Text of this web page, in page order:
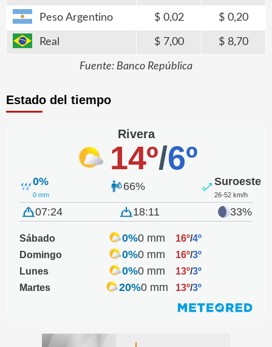
Peso Argentino 0,02 0,20
Real 7,00 8,70
Fuente: Banco República
Estado del tiempo
Rivera
14º/6º
0%
0 mm
66% Suroeste
26-52 km/h
07:24 18:11 33%
Sábado 0%0 mm 16º/4º
Domingo
0%0 mm 16º/3º
Lunes
0%0 mm 13º/3º
Martes
20%0 mm 13º/3º